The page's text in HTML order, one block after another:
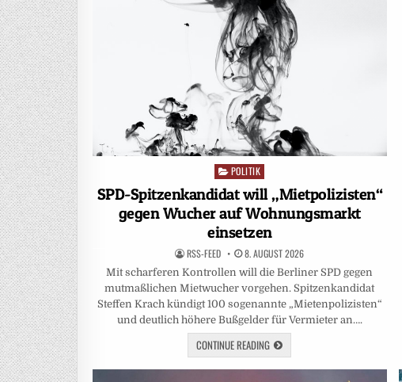
Posted
in
POLITIK
SPD-Spitzenkandidat will „Mietpolizisten“
gegen Wucher auf Wohnungsmarkt
einsetzen
RSS-FEED 8. AUGUST 2026
Mit scharferen Kontrollen will die Berliner SPD gegen
mutmaßlichen Mietwucher vorgehen. Spitzenkandidat
Steffen Krach kündigt 100 sogenannte „Mietenpolizisten“
und deutlich höhere Bußgelder für Vermieter an….
CONTINUE READING